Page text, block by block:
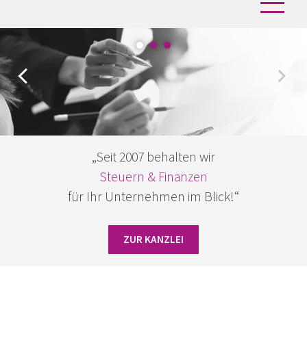
„Seit 2007 behalten wir
Steuern & Finanzen
für Ihr Unternehmen im Blick!“
ZUR KANZLEI